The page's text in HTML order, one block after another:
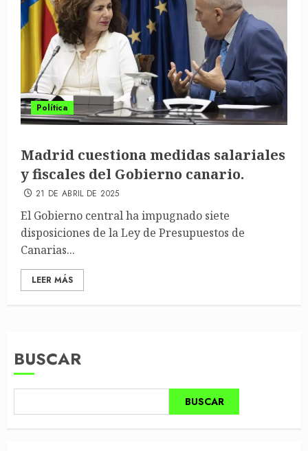
Política
Madrid cuestiona medidas salariales
y fiscales del Gobierno canario.
21 DE ABRIL DE 2025
El Gobierno central ha impugnado siete
disposiciones de la Ley de Presupuestos de
Canarias...
LEER MÁS
BUSCAR
BUSCAR